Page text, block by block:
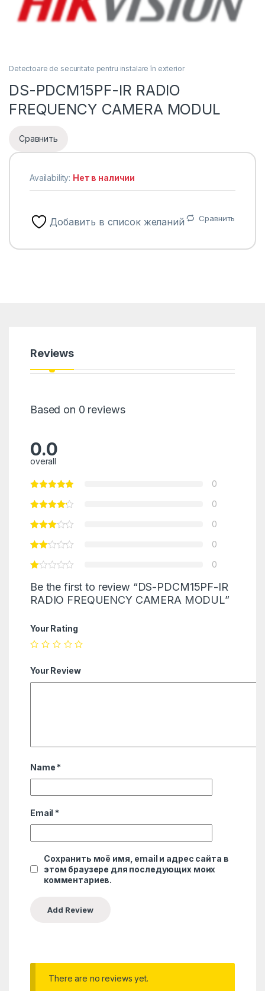
Detectoare de securitate pentru instalare în exterior
DS-PDCM15PF-IR RADIO
FREQUENCY CAMERA MODUL
Сравнить
Availability: Нет в наличии
Добавить в список желаний Сравнить
Reviews
Based on 0 reviews
0.0
overall
0
0
0
0
0
Be the first to review “DS-PDCM15PF-IR
RADIO FREQUENCY CAMERA MODUL”
Your Rating
Your Review
Name *
Email *
Сохранить моё имя, email и адрес сайта в
этом браузере для последующих моих
комментариев.
There are no reviews yet.